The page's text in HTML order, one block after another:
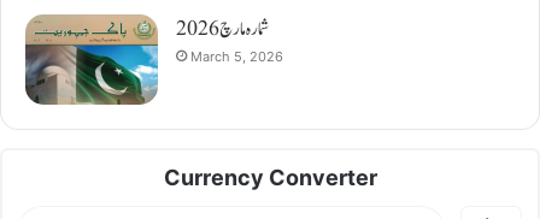
شمارہ مارچ 2026
March 5, 2026
Currency Converter